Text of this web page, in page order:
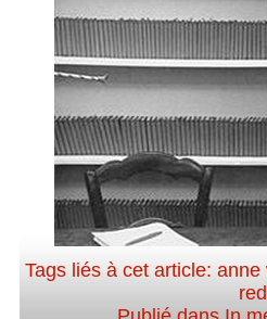
Tags liés à cet article:anne